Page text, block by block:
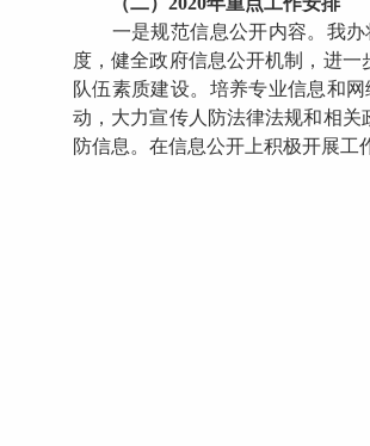
一是规范信息公开内容。我办
度，健全政府信息公开机制，进
队伍素质建设。培养专业信息和
动，大力宣传人防法律法规和相
防信息。在信息公开上积极开展